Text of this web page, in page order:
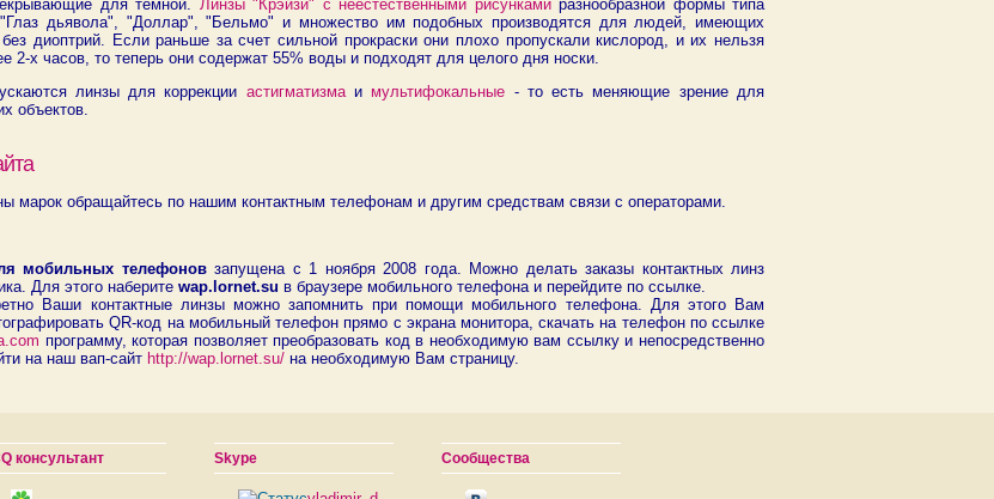
для темной. Линзы "Крэйзи" с неестественными рисункамиразнообразной формы типа
дьявола", "Доллар", "Бельмо" и множество им подобных производятся для людей, имеющих
диоптрий. Если раньше за счет сильной прокраски они плохо пропускали кислород, и их нельзя
2-х часов, то теперь они содержат 55% воды и подходят для целого дня носки.
линзы для коррекции астигматизмаи мультифокальные - то есть меняющие зрение для
объектов.
марок обращайтесь по нашим контактным телефонам и другим средствам связи с операторами.
мобильных телефоновзапущена с 1 ноября 2008 года. Можно делать заказы контактных линз
Для этого наберите wap.lornet.su в браузере мобильного телефона и перейдите по ссылке.
Ваши контактные линзы можно запомнить при помощи мобильного телефона. Для этого Вам
QR-код на мобильный телефон прямо с экрана монитора, скачать на телефон по ссылке
программу, которая позволяет преобразовать код в необходимую вам ссылку и непосредственно
на наш вап-сайт http://wap.lornet.su/ на необходимую Вам страницу.
консультант Skype Сообщества